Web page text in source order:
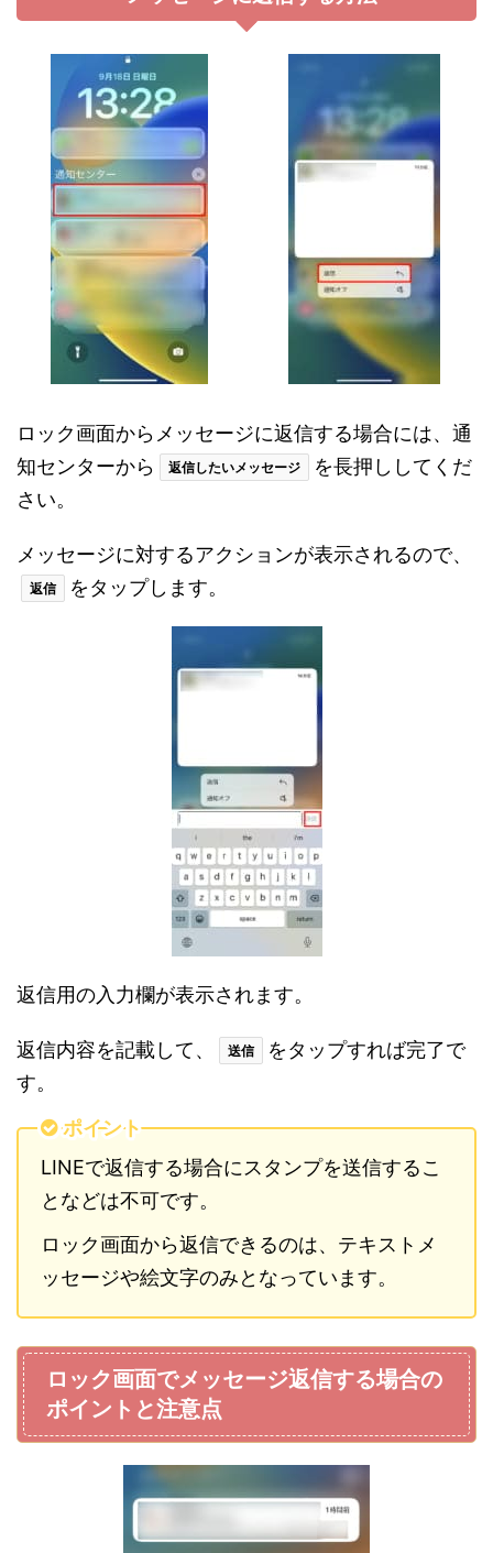
ロック画面からメッセージに返信する場合には、通
知センターから
返信したいメッセージ
を長押ししてくだ
さい。
メッセージに対するアクションが表示されるので、
返信 をタップします。
返信用の入力欄が表示されます。
返信内容を記載して、 送信
をタップすれば完了で
す。
ポイント
LINEで返信する場合にスタンプを送信するこ
となどは不可です。
ロック画面から返信できるのは、テキストメ
ッセージや絵文字のみとなっています。
ロック画面でメッセージ返信する場合の
ポイントと注意点